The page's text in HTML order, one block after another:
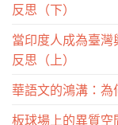
反思（下）
當印度人成為臺
反思（上）
華語文的鴻溝：為
板球場上的異質空